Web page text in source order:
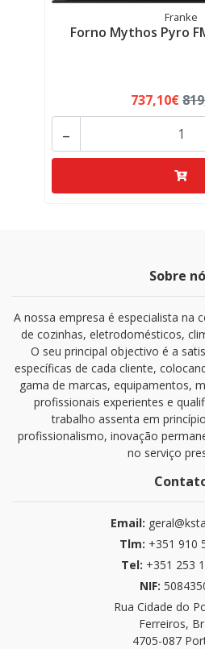
Franke
Forno Mythos Pyro
737,10€
-
Sobre
A nossa empresa é especialista na
de cozinhas, eletrodomésticos,
O seu principal objectivo é a
específicas de cada cliente,
gama de marcas, equipamentos,
profissionais experientes e
trabalho assenta em
profissionalismo, inovação
no serviço
Email:
Tlm: +351 910
Tel: +351 253
NIF:
Rua Cidade do
Ferreiros,
4705-087